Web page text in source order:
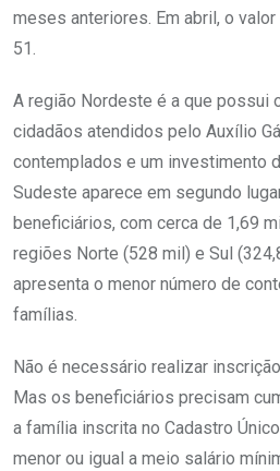
meses anteriores. Em abril, o
51.
A região Nordeste é a que possui
cidadãos atendidos pelo Auxílio
contemplados e um investimento
Sudeste aparece em segundo
beneficiários, com cerca de 1,69
regiões Norte (528 mil) e Sul
apresenta o menor número de
famílias.
Não é necessário realizar
Mas os beneficiários precisam
a família inscrita no Cadastro
menor ou igual a meio salário